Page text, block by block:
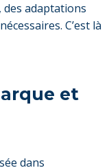
adaptations
C’est là
et
dans